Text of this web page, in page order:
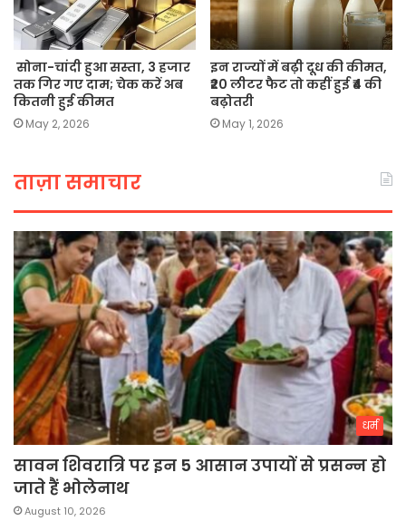
सोना-चांदी हुआ सस्ता, 3 हजार
तक गिर गए दाम; चेक करें अब
कितनी हुई कीमत
May 2, 2026
इन राज्यों में बढ़ी दूध की कीमत,
₹20 लीटर फैट तो कहीं हुई ₹4 की
बढ़ोतरी
May 1, 2026
ताज़ा समाचार
धर्म
सावन शिवरात्रि पर इन 5 आसान उपायों से प्रसन्न हो
जाते हैं भोलेनाथ
August 10, 2026